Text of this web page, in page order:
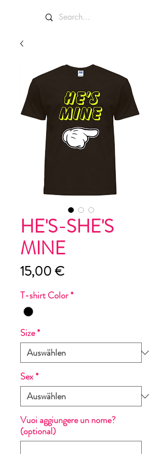
HE'S-SHE'S
MINE
15,00 €Preis
T-shirt Color*
Size*
Sex*
Vuoi aggiungere un nome?
(optional)